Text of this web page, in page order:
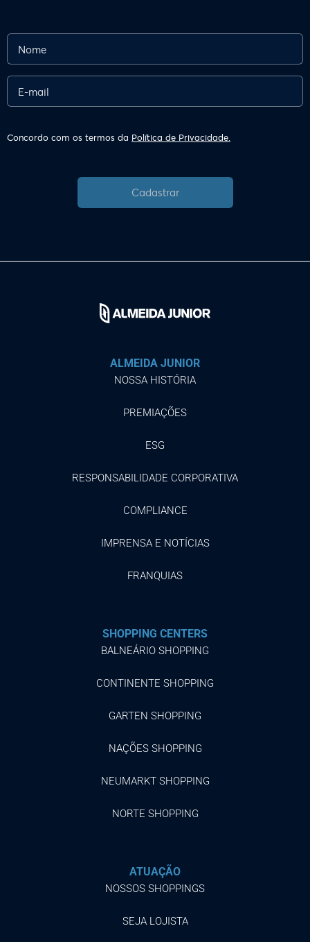
Concordo com os termos da Política de Privacidade.
Cadastrar
ALMEIDA JUNIOR
NOSSA HISTÓRIA
PREMIAÇÕES
ESG
RESPONSABILIDADE CORPORATIVA
COMPLIANCE
IMPRENSA E NOTÍCIAS
FRANQUIAS
SHOPPING CENTERS
BALNEÁRIO SHOPPING
CONTINENTE SHOPPING
GARTEN SHOPPING
NAÇÕES SHOPPING
NEUMARKT SHOPPING
NORTE SHOPPING
ATUAÇÃO
NOSSOS SHOPPINGS
SEJA LOJISTA